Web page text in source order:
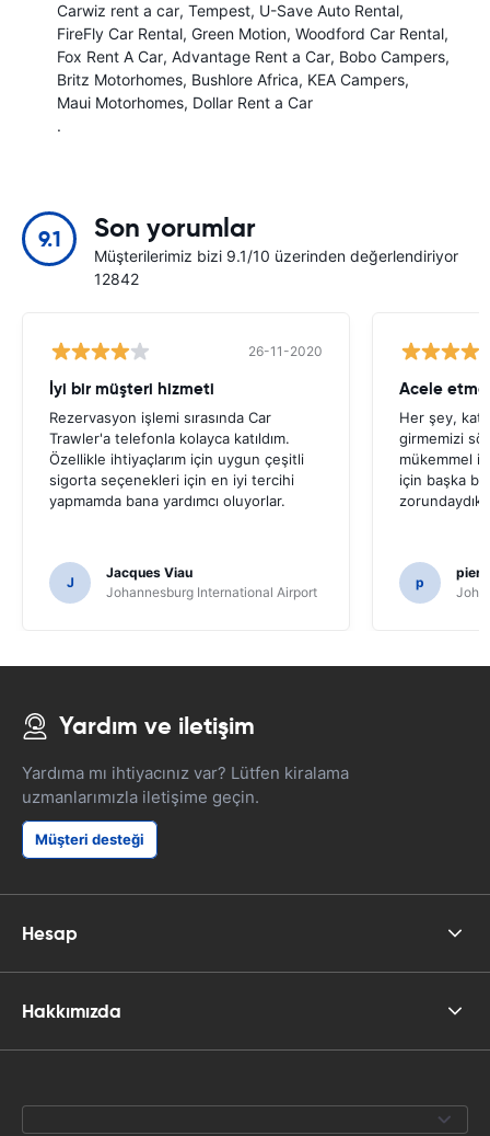
Carwiz rent a car Tempest U-Save Auto Rental
FireFly Car Rental Green Motion Woodford Car Rental
Fox Rent A Car Advantage Rent a Car Bobo Campers
Britz Motorhomes Bushlore Africa KEA Campers
Maui Motorhomes Dollar Rent a Car
.
9.1 Son yorumlar
Müşterilerimiz bizi 9.1/10 üzerinden değerlendiriyor
12842
26-11-2020
İyi bir müşteri hizmeti
Rezervasyon işlemi sırasında Car
Trawler'a telefonla kolayca katıldım.
Özellikle ihtiyaçlarım için uygun çeşitli
sigorta seçenekleri için en iyi tercihi
yapmamda bana yardımcı oluyorlar.
J
Jacques Viau
Johannesburg International Airport
Acele
Her şey,
girmemizi
mükemmel
için başka
p
Yardım ve iletişim
Yardıma mı ihtiyacınız var? Lütfen kiralama
uzmanlarımızla iletişime geçin.
Müşteri desteği
Hesap
Hakkımızda